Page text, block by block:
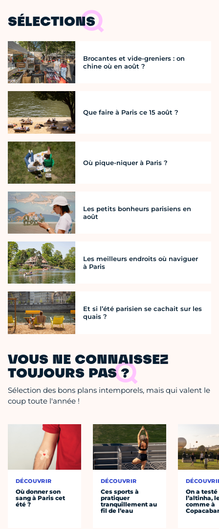
SÉLECTIONS
Brocantes et vide-greniers : on
chine où en août ?
Que faire à Paris ce 15 août ?
Où pique-niquer à Paris ?
Les petits bonheurs parisiens en
août
Les meilleurs endroits où naviguer
à Paris
Et si l’été parisien se cachait sur les
quais ?
VOUS NE CONNAISSEZ
TOUJOURS PAS ?
Sélection des bons plans intemporels, mais qui valent le
coup toute l'année !
DÉCOUVRIR
Où donner son
sang à Paris cet
été ?
DÉCOUVRIR
Ces sports à
pratiquer
tranquillement au
fil de l’eau
On a testé
l’altinha,
comme à